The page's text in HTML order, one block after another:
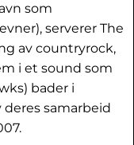
som
serverer The
av countryrock,
i et sound som
bader i
samarbeid